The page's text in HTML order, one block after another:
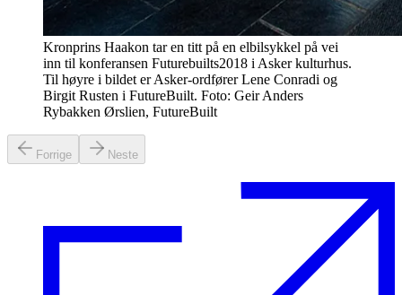
Kronprins Haakon tar en titt på en elbilsykkel på vei
inn til konferansen Futurebuilts2018 i Asker kulturhus.
Til høyre i bildet er Asker-ordfører Lene Conradi og
Birgit Rusten i FutureBuilt. Foto: Geir Anders
Rybakken Ørslien, FutureBuilt
Forrige Neste